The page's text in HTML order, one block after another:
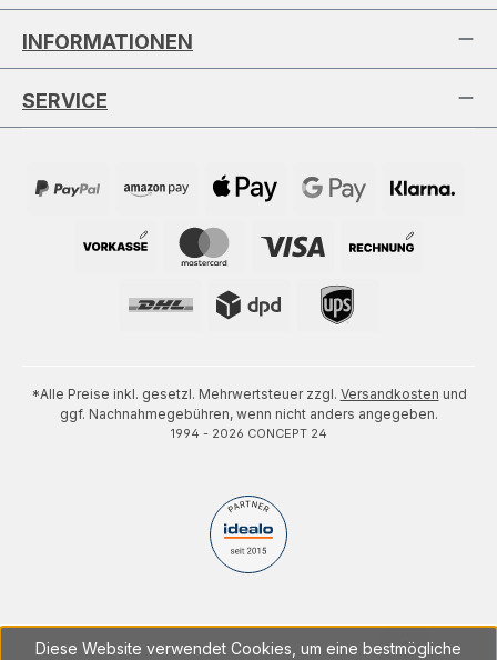
INFORMATIONEN
SERVICE
*Alle Preise inkl. gesetzl. Mehrwertsteuer zzgl. Versandkosten und
ggf. Nachnahmegebühren, wenn nicht anders angegeben.
1994 - 2026 CONCEPT 24
Diese Website verwendet Cookies, um eine bestmögliche